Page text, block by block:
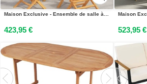
Maison Exclusive - Ensemble de salle à manger de jardin 5 pièces en teck massif
423,95 € 523,95 €